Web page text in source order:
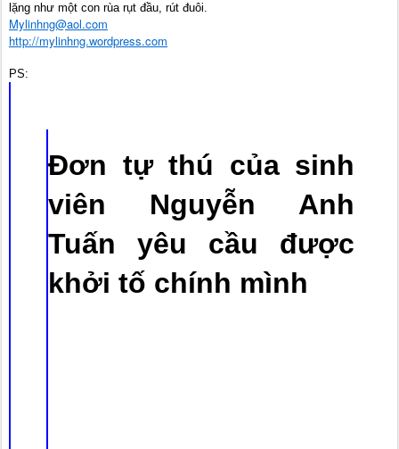
lặng như một con rùa rụt đầu, rút đuôi.
Mylinhng@aol.com
http://mylinhng.wordpress.com
PS:
Đơn tự thú của sinh
viên Nguyễn Anh
Tuấn yêu cầu được
khởi tố chính mình